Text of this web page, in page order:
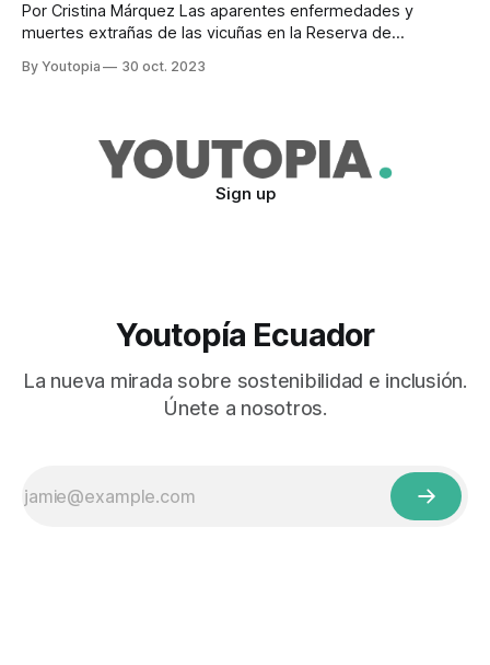
Por Cristina Márquez Las aparentes enfermedades y
muertes extrañas de las vicuñas en la Reserva de
turístico, expertos y ambientalistas. Estos problemas se
By Youtopia 30 oct. 2023
Sign up
Youtopía Ecuador
La nueva mirada sobre sostenibilidad e inclusión.
Únete a nosotros.